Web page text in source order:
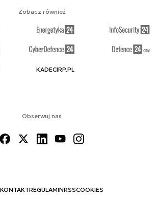
Obserwuj nas
KONTAKTREGULAMINRSSCOOKIES
Zobacz również
KADECIRP.PL